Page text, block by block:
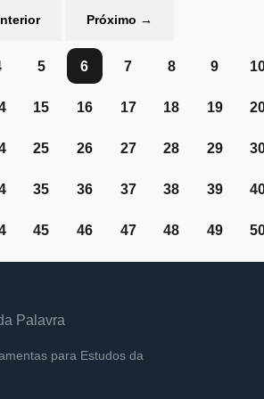
Próximo →
5 6 7 8 9
15 16 17 18 19
25 26 27 28 29
35 36 37 38 39
45 46 47 48 49
Palavra
para Estudos da